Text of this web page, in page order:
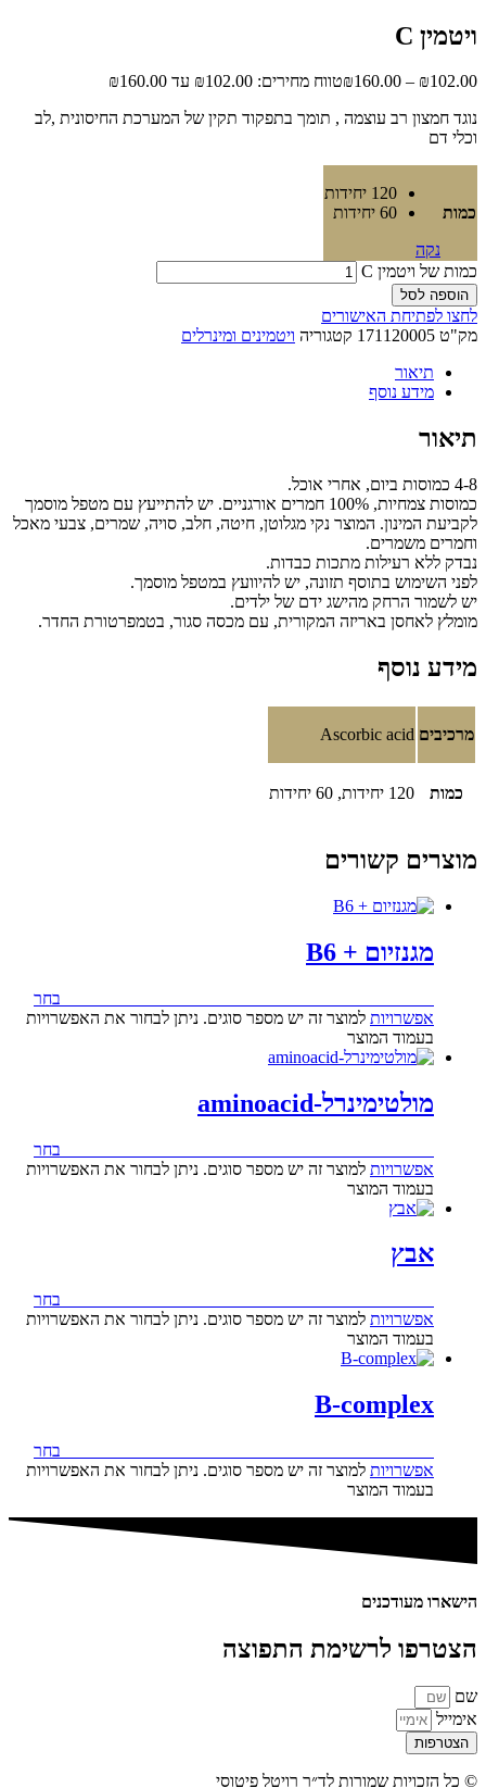
ויטמין C
₪102.00
–
₪160.00
טווח מחירים: ⁦₪102.00⁩ עד ⁦₪160.00⁩
נוגד חמצון רב עוצמה , תומך בתפקוד תקין של המערכת החיסונית ,לב
וכלי דם
כמות
120 יחידות
60 יחידות
נקה
כמות של ויטמין C
הוספה לסל
לחצו לפתיחת האישורים
מק"ט 171120005 קטגוריה ויטמינים ומינרלים
תיאור
מידע נוסף
תיאור
4-8 כמוסות ביום, אחרי אוכל.
כמוסות צמחיות, 100% חמרים אורגניים. יש להתייעץ עם מטפל מוסמך
לקביעת המינון. המוצר נקי מגלוטן, חיטה, חלב, סויה, שמרים, צבעי מאכל
וחמרים משמרים.
נבדק ללא רעילות מתכות כבדות.
לפני השימוש בתוסף תזונה, יש להיוועץ במטפל מוסמך.
יש לשמור הרחק מהישג ידם של ילדים.
מומלץ לאחסן באריזה המקורית, עם מכסה סגור, בטמפרטורת החדר.
מידע נוסף
מרכיבים Ascorbic acid
כמות 120 יחידות, 60 יחידות
מוצרים קשורים
מגנזיום + B6
בחר
אפשרויות למוצר זה יש מספר סוגים. ניתן לבחור את האפשרויות
בעמוד המוצר
מולטימינרל-aminoacid
בחר
אפשרויות למוצר זה יש מספר סוגים. ניתן לבחור את האפשרויות
בעמוד המוצר
אבץ
בחר
אפשרויות למוצר זה יש מספר סוגים. ניתן לבחור את האפשרויות
בעמוד המוצר
B-complex
בחר
אפשרויות למוצר זה יש מספר סוגים. ניתן לבחור את האפשרויות
בעמוד המוצר
הישארו מעודכנים
הצטרפו לרשימת התפוצה
שם
אימייל
הצטרפות
© כל הזכויות שמורות לד״ר רויטל פיטוסי